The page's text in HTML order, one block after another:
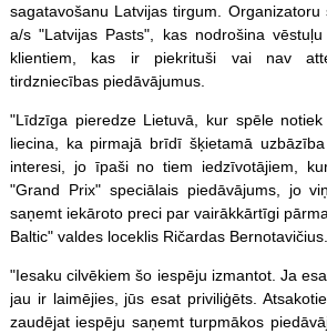
sagatavošanu Latvijas tirgum.
a/s "Latvijas Pasts", kas nodrošina
klientiem, kas ir piekrituši vai nav
tirdzniecības piedāvājumus.
"Līdzīga pieredze Lietuvā, kur spēle
liecina, ka pirmajā brīdī šķietamā
interesi, jo īpaši no tiem iedzīvotājiem,
"Grand Prix" speciālais piedāvājums, jo
saņemt iekāroto preci par vairākkārtīgi
Baltic" valdes loceklis Ričardas Bernotavičius.
"Iesaku cilvēkiem šo iespēju izmantot. Ja
jau ir laimējies, jūs esat priviliģēts.
zaudējat iespēju saņemt turpmākos